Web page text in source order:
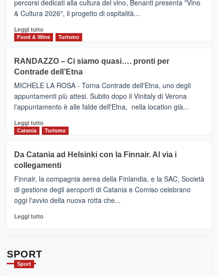
nei
primi
nella
classifica
UN
HOTEL
FOUR
IL
NUOVO
SUMMER
CLUB
percorsi dedicati alla cultura del vino, Benanti presenta "Vino
& Cultura 2026", il progetto di ospitalità...
Leggi tuttoLeggi
di
VIAGRANDE
(Ct)
–
Benanti
presenta
“Vino
&
Cultura
tappe
dell’enoturismo
sull’Etna
Food & Wine Turismo
RANDAZZO – Ci siamo quasi…. pronti per
Contrade dell’Etna
MICHELE LA ROSA - Torna Contrade dell'Etna, uno degli
appuntamenti più attesi. Subito dopo il Vinitaly di Verona
l'appuntamento è alle falde dell'Etna, nella location già...
Leggi tuttoLeggi
di
RANDAZZO
–
Ci
siamo
quasi….
pronti
per
Catania Turismo
Da Catania ad Helsinki con la Finnair. Al via i
collegamenti
Finnair, la compagnia aerea della Finlandia, e la SAC, Società
di gestione degli aeroporti di Catania e Comiso celebrano
oggi l'avvio della nuova rotta che...
Leggi tuttoLeggi
SPORT
Sport